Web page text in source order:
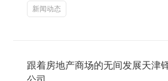
新闻动态
跟着房地产商场的无间发展天津